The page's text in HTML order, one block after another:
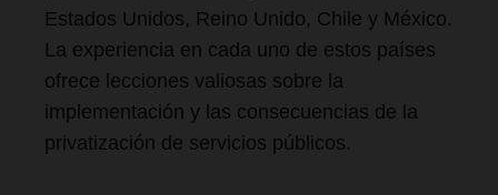
Estados Unidos, Reino Unido, Chile y México.
La experiencia en cada uno de estos países
ofrece lecciones valiosas sobre la
implementación y las consecuencias de la
privatización de servicios públicos.